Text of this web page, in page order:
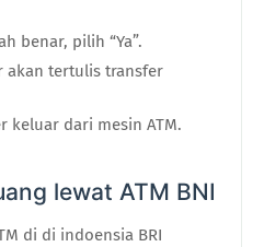
benar, pilih “Ya”.
akan tertulis transfer
keluar dari mesin ATM.
lewat ATM BNI
di di indoensia BRI